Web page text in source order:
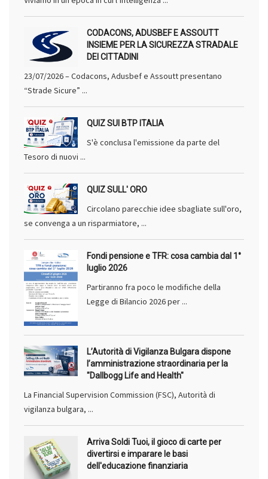
CODACONS, ADUSBEF E ASSOUTT
INSIEME PER LA SICUREZZA STRADALE
DEI CITTADINI
23/07/2026 – Codacons, Adusbef e Assoutt presentano
“Strade Sicure” ...
QUIZ SUI BTP ITALIA
S'è conclusa l'emissione da parte del
Tesoro di nuovi ...
QUIZ SULL' ORO
Circolano parecchie idee sbagliate sull'oro,
se convenga a un risparmiatore, ...
Fondi pensione e TFR: cosa cambia dal 1°
luglio 2026
Partiranno fra poco le modifiche della
Legge di Bilancio 2026 per ...
L’Autorità di Vigilanza Bulgara dispone
l’amministrazione straordinaria per la
"Dallbogg Life and Health"
La Financial Supervision Commission (FSC), Autorità di
vigilanza bulgara, ...
Arriva Soldi Tuoi, il gioco di carte per
divertirsi e imparare le basi
dell'educazione finanziaria